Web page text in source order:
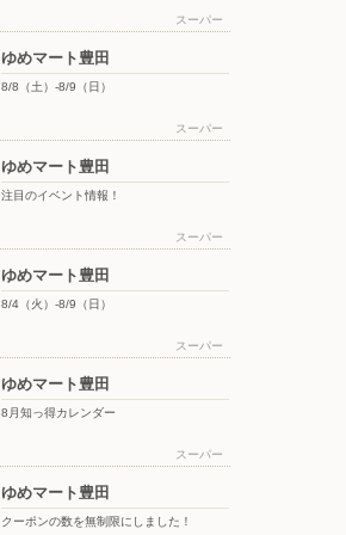
スーパー
ゆめマート豊田
8/8（土）-8/9（日）
スーパー
ゆめマート豊田
注目のイベント情報！
スーパー
ゆめマート豊田
8/4（火）-8/9（日）
スーパー
ゆめマート豊田
8月知っ得カレンダー
スーパー
ゆめマート豊田
クーポンの数を無制限にしました！